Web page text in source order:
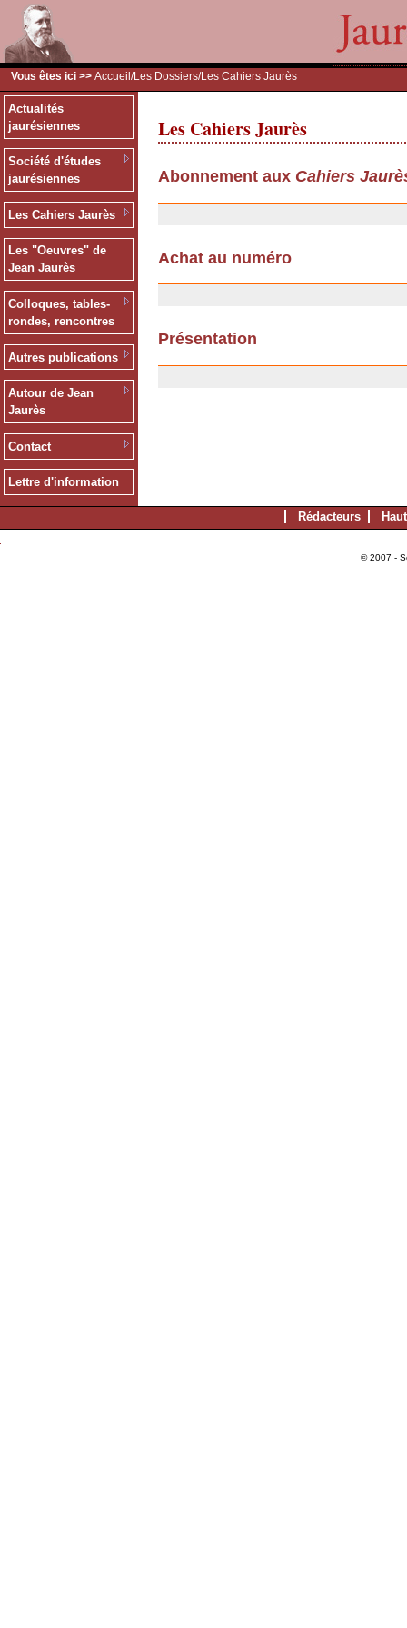
Vous êtes ici >> Accueil /Les Dossiers/Les Cahiers Jaurès
Actualités
jaurésiennes
Société d'études
jaurésiennes
Les Cahiers Jaurès
Les "Oeuvres" de
Jean Jaurès
Colloques, tables-
rondes, rencontres
Autres publications
Autour de Jean
Jaurès
Contact
Lettre d'information
Les Cahiers Jaurès
Abonnement aux Cahiers
Achat au numéro
Présentation
Rédacteurs
© 2007 -